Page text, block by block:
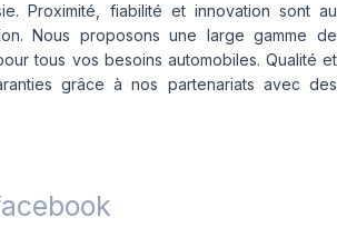
Proximité, fiabilité et innovation sont au
Nous proposons une large gamme de
tous vos besoins automobiles. Qualité et
grâce à nos partenariats avec des